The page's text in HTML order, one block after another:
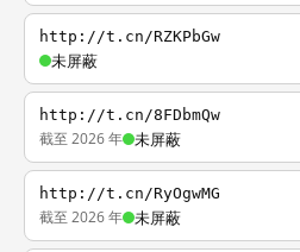
http://t.cn/RZKPbGw
未屏蔽
http://t.cn/8FDbmQw
截至 2026 年 未屏蔽
http://t.cn/RyOgwMG
截至 2026 年 未屏蔽